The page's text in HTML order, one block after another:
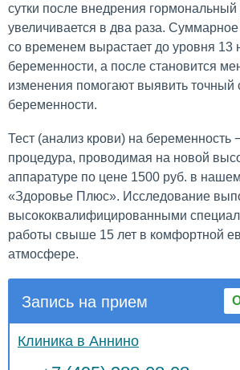
сутки после внедрения гормональный
увеличивается в два раза. Суммарное
со временем вырастает до уровня 13
беременности, а после становится
изменения помогают выявить точный
беременности.
Тест (анализ крови) на беременность
процедура, проводимая на новой
аппаратуре по цене 1500 руб. в
«Здоровье Плюс». Исследование
высококвалифицированными
работы свыше 15 лет в комфортной
атмосфере.
Запись на прием
Клиника в Аннино